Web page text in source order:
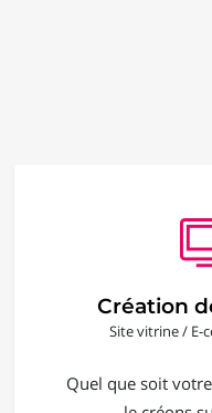
Création
Site vitrine / E-
Quel que soit